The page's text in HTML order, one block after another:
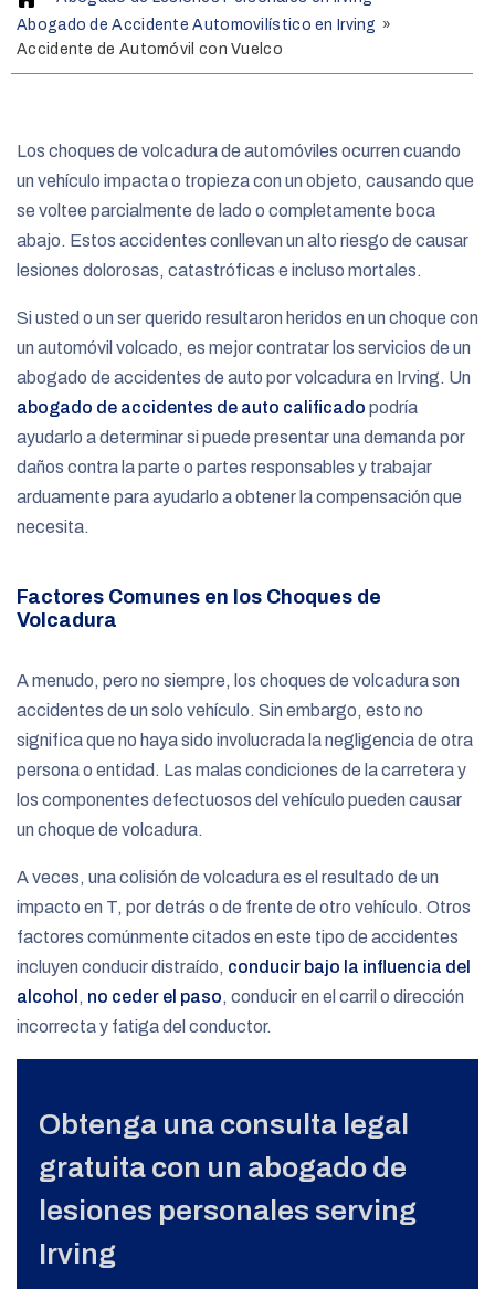
o
m
e
Abogado de Accidente Automovilístico en Irving »
Accidente de Automóvil con Vuelco
Los choques de volcadura de automóviles ocurren cuando
un vehículo impacta o tropieza con un objeto, causando que
se voltee parcialmente de lado o completamente boca
abajo. Estos accidentes conllevan un alto riesgo de causar
lesiones dolorosas, catastróficas e incluso mortales.
Si usted o un ser querido resultaron heridos en un choque con
un automóvil volcado, es mejor contratar los servicios de un
abogado de accidentes de auto por volcadura en Irving. Un
abogado de accidentes de auto calificado podría
ayudarlo a determinar si puede presentar una demanda por
daños contra la parte o partes responsables y trabajar
arduamente para ayudarlo a obtener la compensación que
necesita.
Factores Comunes en los Choques de
Volcadura
A menudo, pero no siempre, los choques de volcadura son
accidentes de un solo vehículo. Sin embargo, esto no
significa que no haya sido involucrada la negligencia de otra
persona o entidad. Las malas condiciones de la carretera y
los componentes defectuosos del vehículo pueden causar
un choque de volcadura.
A veces, una colisión de volcadura es el resultado de un
impacto en T, por detrás o de frente de otro vehículo. Otros
factores comúnmente citados en este tipo de accidentes
incluyen conducir distraído, conducir bajo la influencia del
alcohol , no ceder el paso, conducir en el carril o dirección
incorrecta y fatiga del conductor.
Obtenga una consulta legal
gratuita con un abogado de
lesiones personales serving
Irving